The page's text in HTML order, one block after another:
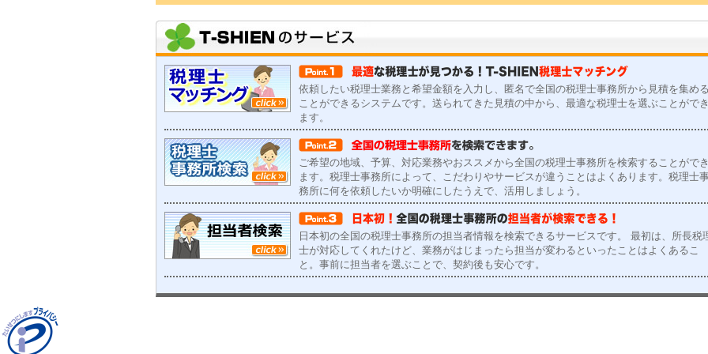
依頼したい税理士業務と希望金額を入力し、匿名で全国の税理士事務所から見積を集める
ことができるシステムです。送られてきた見積の中から、最適な税理士を選ぶことができ
ます。
ご希望の地域、予算、対応業務やおススメから全国の税理士事務所を検索することができ
ます。税理士事務所によって、こだわりやサービスが違うことはよくあります。税理士
務所に何を依頼したいか明確にしたうえで、活用しましょう。
日本初の全国の税理士事務所の担当者情報を検索できるサービスです。 最初は、所長税
士が対応してくれたけど、業務がはじまったら担当が変わるといったことはよくあるこ
と。事前に担当者を選ぶことで、契約後も安心です。